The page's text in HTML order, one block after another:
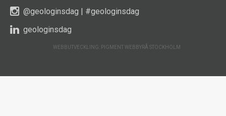
@geologinsdag | #geologinsdag
geologinsdag
WEBBUTVECKLING: PIGMENT WEBBYRÅ STOCKHOLM